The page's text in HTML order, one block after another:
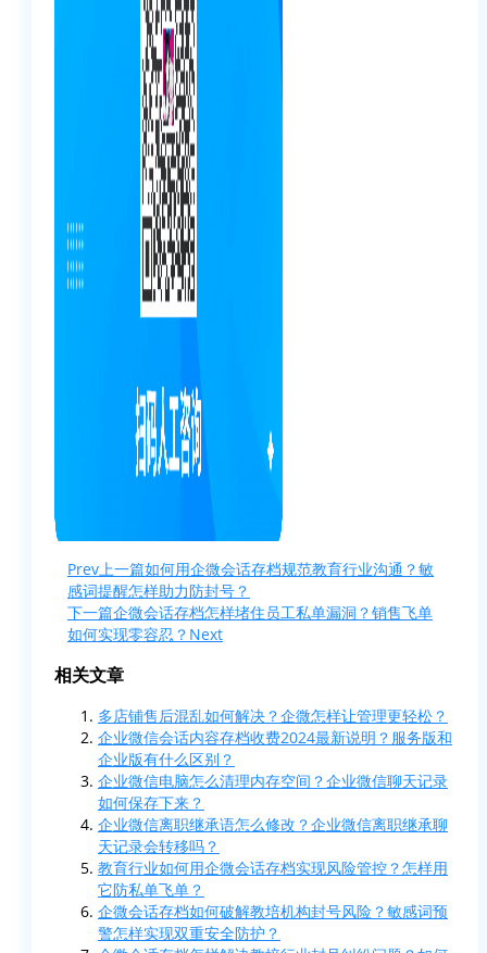
Prev上一篇如何用企微会话存档规范教育行业沟通？敏
感词提醒怎样助力防封号？
下一篇企微会话存档怎样堵住员工私单漏洞？销售飞单
如何实现零容忍？ Next
相关文章
多店铺售后混乱如何解决？企微怎样让管理更轻松？
企业微信会话内容存档收费2024最新说明？服务版和
企业版有什么区别？
企业微信电脑怎么清理内存空间？企业微信聊天记录
如何保存下来？
企业微信离职继承语怎么修改？企业微信离职继承聊
天记录会转移吗？
教育行业如何用企微会话存档实现风险管控？怎样用
它防私单飞单？
企微会话存档如何破解教培机构封号风险？敏感词预
警怎样实现双重安全防护？